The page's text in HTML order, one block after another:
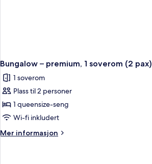
Bungalow – premium, 1 soverom (2 pax)
1 soverom
Plass til 2 personer
1 queensize-seng
Wi-fi inkludert
Mer informasjon
Mer